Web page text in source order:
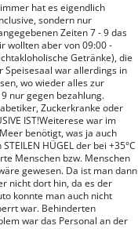
hat es eigendlich
sondern nur
Zeiten 7 - 9 das
wollten aber von 09:00 -
Getränke), die
Speisesaal war allerdings in
wo wieder alles zur
nur gegen bezahlung.
Zuckerkranke oder
IST!Weiterese war im
benötigt, was ja auch
HÜGEL der bei +35°C
Menschen bzw. Menschen
gewesen. Da ist man dann
nicht dort hin, da es der
konnte man auch nicht
war. Behinderten
war das Personal an der